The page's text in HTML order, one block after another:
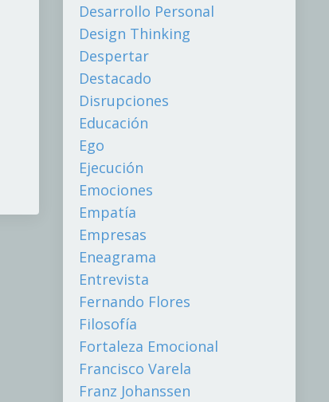
Desarrollo Personal
Design Thinking
Despertar
Destacado
Disrupciones
Educación
Ego
Ejecución
Emociones
Empatía
Empresas
Eneagrama
Entrevista
Fernando Flores
Filosofía
Fortaleza Emocional
Francisco Varela
Franz Johanssen